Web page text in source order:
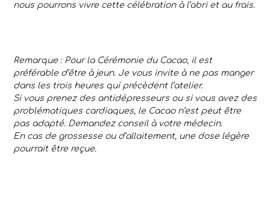
nous pourrons vivre cette célébration à l’abri et au frais.
Remarque : Pour la Cérémonie du Cacao, il est
préférable d’être à jeun. Je vous invite à ne pas manger
dans les trois heures qui précèdent l’atelier.
Si vous prenez des antidépresseurs ou si vous avez des
problématiques cardiaques, le Cacao n’est peut être
pas adapté. Demandez conseil à votre médecin.
En cas de grossesse ou d’allaitement, une dose légère
pourrait être reçue.